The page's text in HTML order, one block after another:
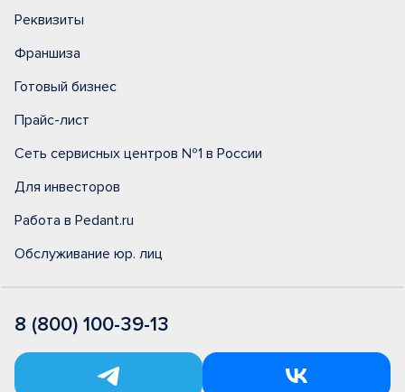
Реквизиты
Франшиза
Готовый бизнес
Прайс-лист
Сеть сервисных центров №1 в России
Для инвесторов
Работа в Pedant.ru
Обслуживание юр. лиц
8 (800) 100-39-13